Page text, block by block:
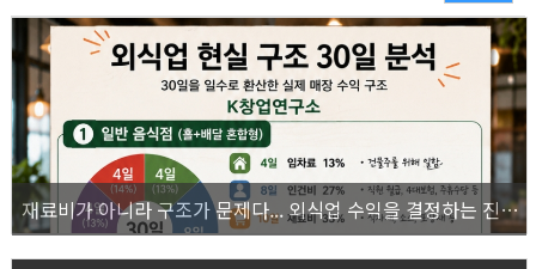
재료비가 아니라 구조가 문제다... 외식업 수익을 결정하는 진짜 숫자의 비밀